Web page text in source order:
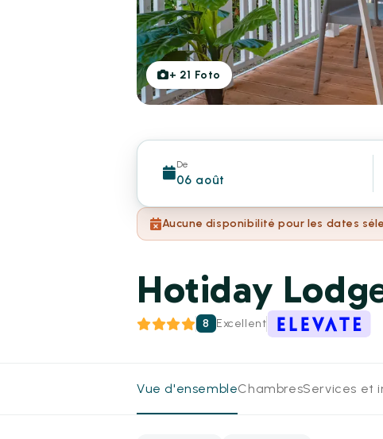
+ 21 Foto
De
06 août
Aucune disponibilité pour les dates
Hotiday
8 Excellent
Vue d'ensembleChambresServices et